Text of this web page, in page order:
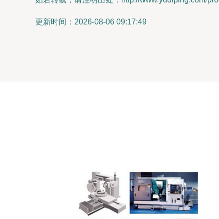
更新时间：2026-08-06 09:17:49